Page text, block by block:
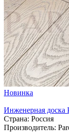
Новинка
Инженерная
Страна: Россия
Производитель: